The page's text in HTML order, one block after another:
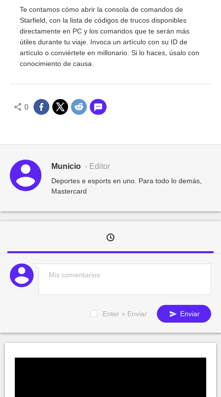
Te contamos cómo abrir la consola de comandos de
Starfield, con la lista de códigos de trucos disponibles
directamente en PC y los comandos que te serán más
útiles durante tu viaje. Invoca un artículo con su ID de
artículo o conviértete en millonario. Si lo haces, úsalo con
conocimiento de causa.
0
Municio - Editor
Deportes e esports en uno. Para todo lo demás,
Mastercard
Enter = Enviar Enviar